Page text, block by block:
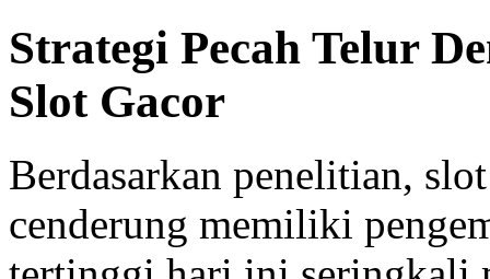
Strategi Pecah Telur
Slot Gacor
Berdasarkan penelitian,
cenderung memiliki